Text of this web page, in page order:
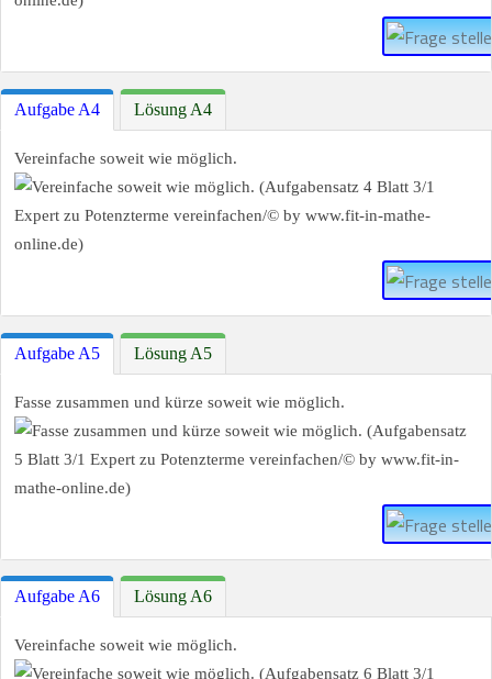
Aufgabe A4 Lösung A4
Vereinfache soweit wie möglich.
Aufgabe A5 Lösung A5
Fasse zusammen und kürze soweit wie möglich.
Aufgabe A6 Lösung A6
Vereinfache soweit wie möglich.